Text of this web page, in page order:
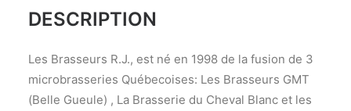
DESCRIPTION
Les Brasseurs R.J., est né en 1998 de la fusion de 3
microbrasseries Québecoises: Les Brasseurs GMT
(Belle Gueule) , La Brasserie du Cheval Blanc et les